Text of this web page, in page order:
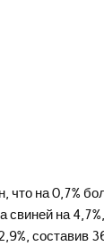
что на 0,7%
свиней на
составив